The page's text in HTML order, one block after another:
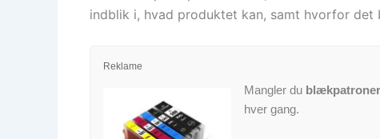
indblik i, hvad produktet kan, samt hvorfor
Reklame
Mangler du blækpatroner
hver gang.